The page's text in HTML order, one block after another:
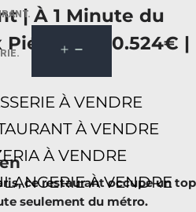
À VENDRE
À VENDRE
À VENDRE
À VENDRE
| À 1 Minute du
Piéton | 490.524€ |
ce restaurant occupe un top
seulement du métro.